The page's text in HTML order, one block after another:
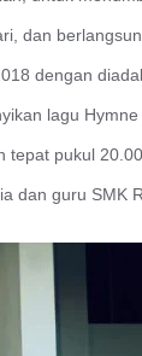
dan
dengan
lagu
tepat pukul
dan guru SMK